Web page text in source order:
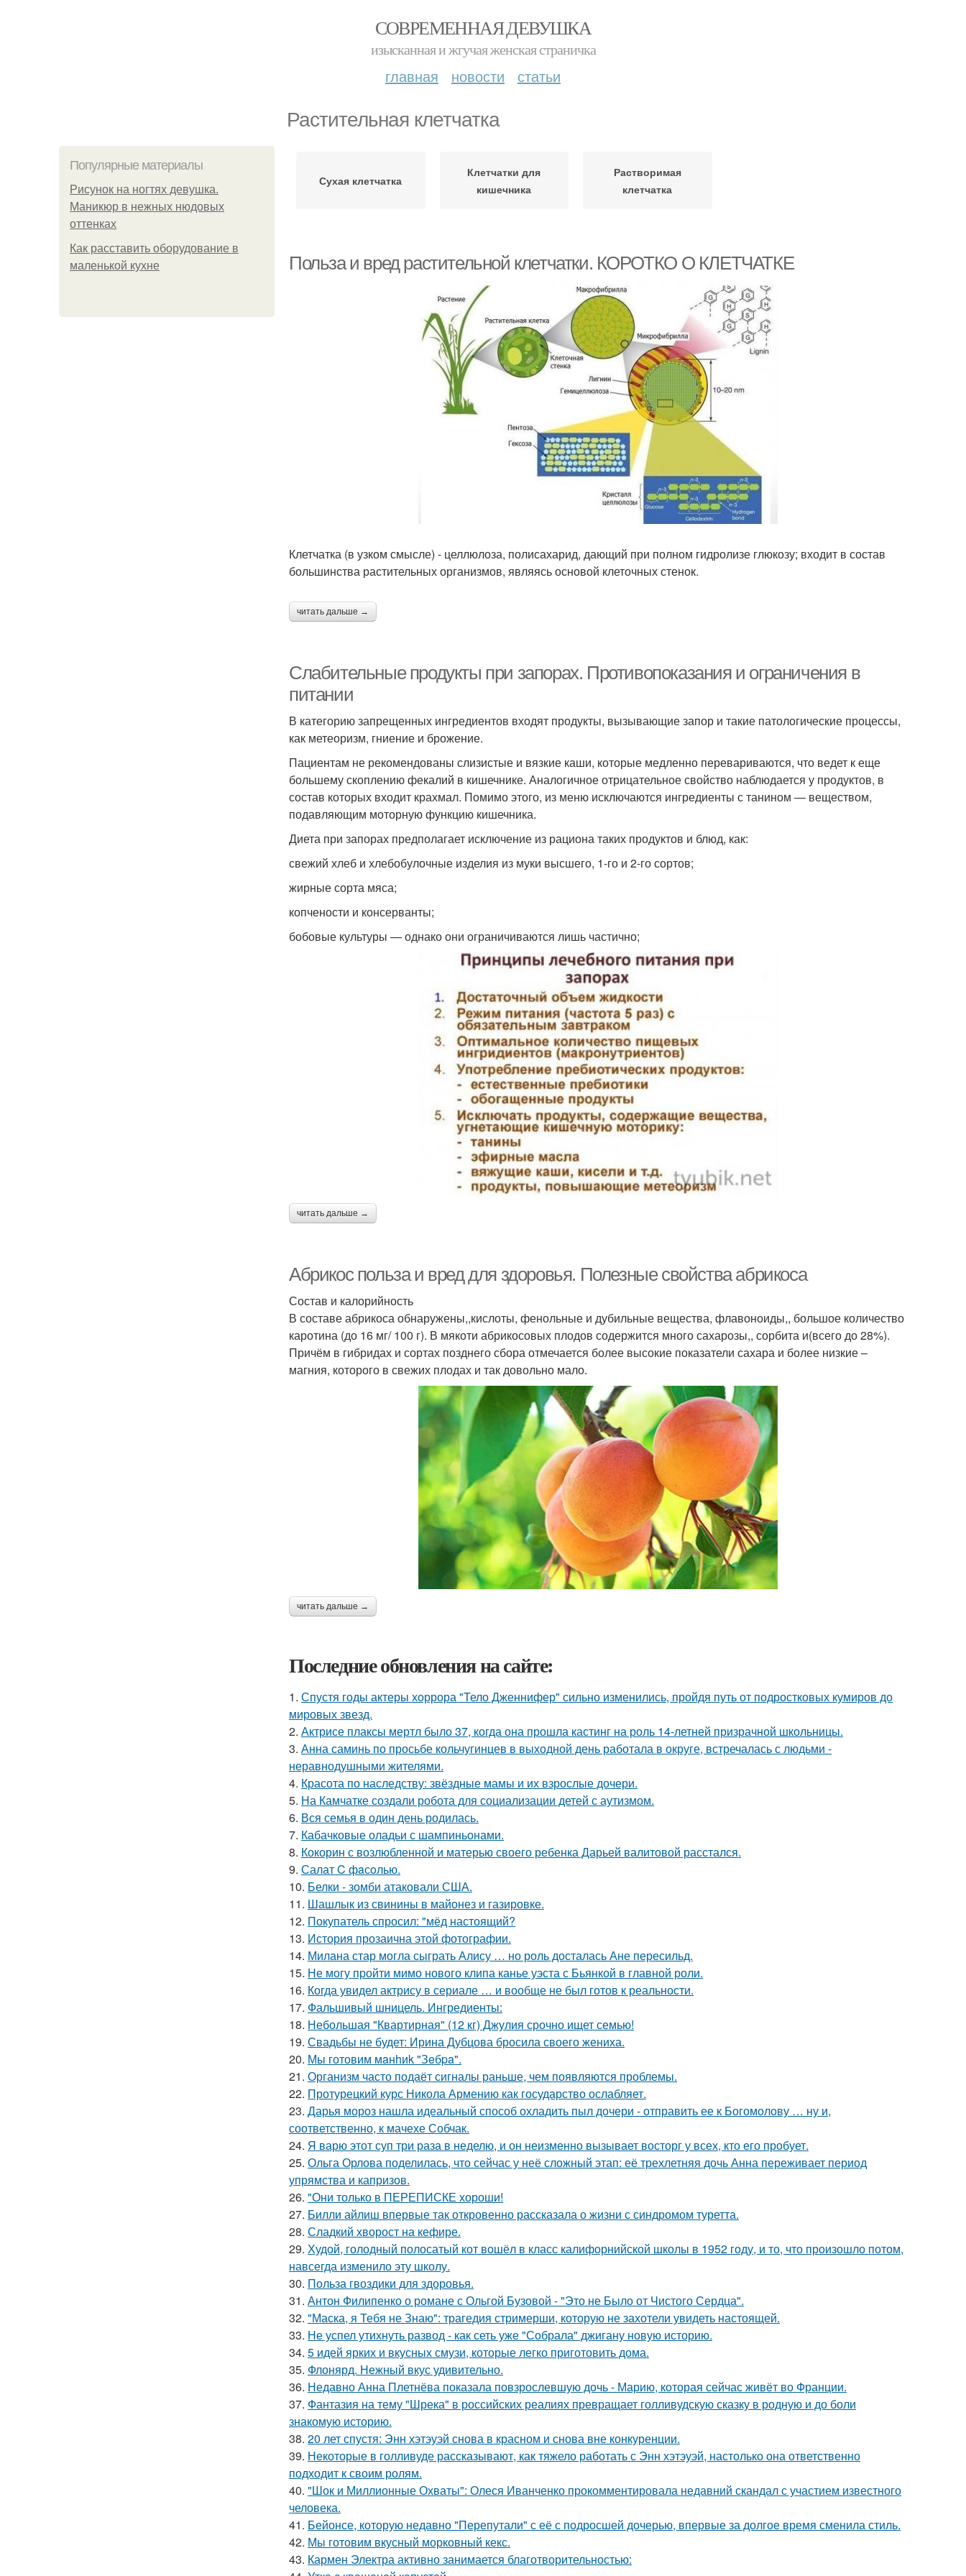
СОВРЕМЕННАЯ ДЕВУШКА
изысканная и жгучая женская страничка
главная новости статьи
Растительная клетчатка
Популярные материалы
Рисунок на ногтях девушка.
Маникюр в нежных нюдовых
оттенках
Как расставить оборудование в
маленькой кухне
Сухая клетчатка
Клетчатки для
кишечника
Растворимая
клетчатка
Польза и вред растительной клетчатки. КОРОТКО О КЛЕТЧАТКЕ
Клетчатка (в узком смысле) - целлюлоза, полисахарид, дающий при полном гидролизе глюкозу; входит в состав
большинства растительных организмов, являясь основой клеточных стенок.
читать дальше →
Слабительные продукты при запорах. Противопоказания и ограничения в
питании
В категорию запрещенных ингредиентов входят продукты, вызывающие запор и такие патологические процессы,
как метеоризм, гниение и брожение.
Пациентам не рекомендованы слизистые и вязкие каши, которые медленно перевариваются, что ведет к еще
большему скоплению фекалий в кишечнике. Аналогичное отрицательное свойство наблюдается у продуктов, в
состав которых входит крахмал. Помимо этого, из меню исключаются ингредиенты с танином — веществом,
подавляющим моторную функцию кишечника.
Диета при запорах предполагает исключение из рациона таких продуктов и блюд, как:
свежий хлеб и хлебобулочные изделия из муки высшего, 1-го и 2-го сортов;
жирные сорта мяса;
копчености и консерванты;
бобовые культуры — однако они ограничиваются лишь частично;
читать дальше →
Абрикос польза и вред для здоровья. Полезные свойства абрикоса
Состав и калорийность
В составе абрикоса обнаружены,,кислоты, фенольные и дубильные вещества, флавоноиды,, большое количество
каротина (до 16 мг/ 100 г). В мякоти абрикосовых плодов содержится много сахарозы,, сорбита и(всего до 28%).
Причём в гибридах и сортах позднего сбора отмечается более высокие показатели сахара и более низкие –
магния, которого в свежих плодах и так довольно мало.
читать дальше →
Последние обновления на сайте:
1. Спустя годы актеры хоррора "Тело Дженнифер" сильно изменились, пройдя путь от подростковых кумиров до
мировых звезд.
2. Актрисе плаксы мертл было 37, когда она прошла кастинг на роль 14-летней призрачной школьницы.
3. Анна саминь по просьбе кольчугинцев в выходной день работала в округе, встречалась с людьми -
неравнодушными жителями.
4. Красота по наследству: звёздные мамы и их взрослые дочери.
5. На Камчатке создали робота для социализации детей с аутизмом.
6. Вся семья в один день родилась.
7. Кабачковые оладьи с шампиньонами.
8. Кокорин с возлюбленной и матерью своего ребенка Дарьей валитовой расстался.
9. Салат C фaсoлью.
10. Белки - зомби атаковали США.
11. Шашлык из свинины в майонез и газировке.
12. Покупатель спросил: "мёд настоящий?
13. История прозаична этой фотографии.
14. Милана стар могла сыграть Алису … но роль досталась Ане пересильд.
15. Не могу пройти мимо нового клипа канье уэста с Бьянкой в главной роли.
16. Когда увидел актрису в сериале … и вообще не был готов к реальности.
17. Фальшивый шницель. Ингредиенты:
18. Небольшая "Квартирная" (12 кг) Джулия срочно ищет семью!
19. Свадьбы не будет: Ирина Дубцова бросила своего жениха.
20. Мы готовим мaнhиk "Зeбpa".
21. Организм часто подаёт сигналы раньше, чем появляются проблемы.
22. Протурецкий курс Никола Армению как государство ослабляет.
23. Дарья мороз нашла идеальный способ охладить пыл дочери - отправить ее к Богомолову … ну и,
соответственно, к мачехе Собчак.
24. Я варю этот суп три раза в неделю, и он неизменно вызывает восторг у всех, кто его пробует.
25. Ольга Орлова поделилась, что сейчас у неё сложный этап: её трехлетняя дочь Анна переживает период
упрямства и капризов.
26. "Они только в ПЕРЕПИСКЕ хороши!
27. Билли айлиш впервые так откровенно рассказала о жизни с синдромом туретта.
28. Сладкий хворост на кефире.
29. Худой, голодный полосатый кот вошёл в класс калифорнийской школы в 1952 году, и то, что произошло потом,
навсегда изменило эту школу.
30. Польза гвоздики для здоровья.
31. Антон Филипенко о романе с Ольгой Бузовой - "Это не Было от Чистого Сердца".
32. "Маска, я Тебя не Знаю": трагедия стримерши, которую не захотели увидеть настоящей.
33. Не успел утихнуть развод - как сеть уже "Собрала" джигану новую историю.
34. 5 идей ярких и вкусных смузи, которые легко приготовить дома.
35. Флонярд. Нежный вкус удивительно.
36. Недавно Анна Плетнёва показала повзрослевшую дочь - Марию, которая сейчас живёт во Франции.
37. Фантазия на тему "Шрека" в российских реалиях превращает голливудскую сказку в родную и до боли
знакомую историю.
38. 20 лет спустя: Энн хэтэуэй снова в красном и снова вне конкуренции.
39. Некоторые в голливуде рассказывают, как тяжело работать с Энн хэтэуэй, настолько она ответственно
подходит к своим ролям.
40. "Шок и Миллионные Охваты": Олеся Иванченко прокомментировала недавний скандал с участием известного
человека.
41. Бейонсе, которую недавно "Перепутали" с её с подросшей дочерью, впервые за долгое время сменила стиль.
42. Мы готовим вкусный морковный кекс.
43. Кармен Электра активно занимается благотворительностью: